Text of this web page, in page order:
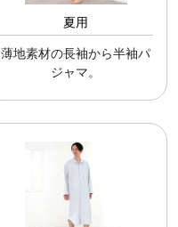
夏用
薄地素材の長袖から半袖パ
ジャマ。